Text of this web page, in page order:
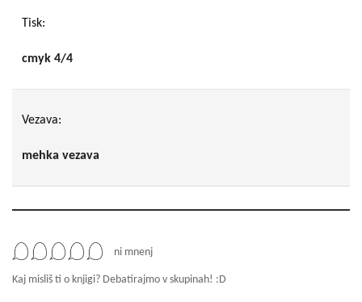
Tisk:
cmyk 4/4
Vezava:
mehka vezava
ni mnenj
Kaj misliš ti o knjigi? Debatirajmo v skupinah! :D